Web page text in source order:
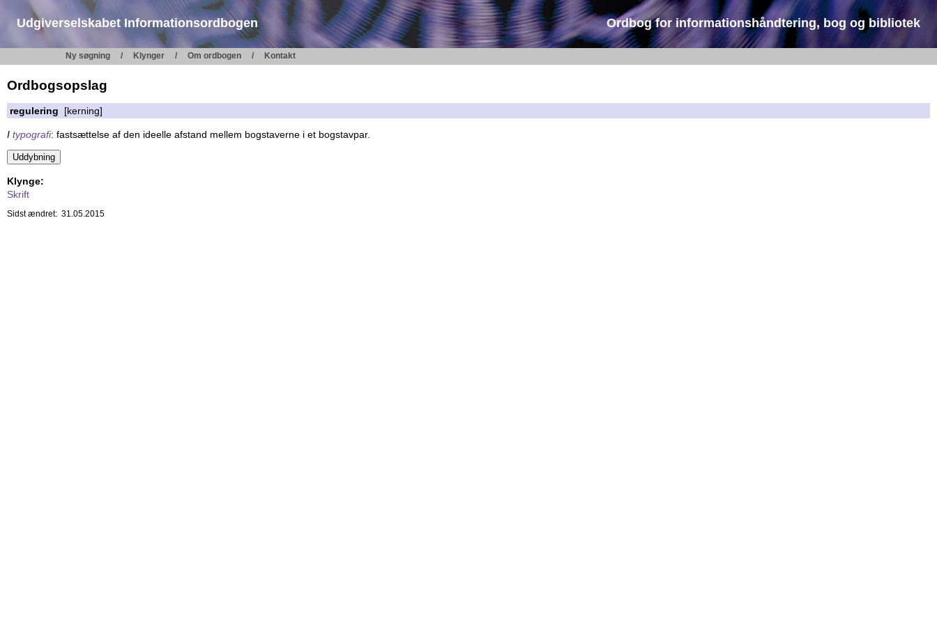
Udgiverselskabet Informationsordbogen Ordbog for informationshåndtering, bog og bibliotek
Ny søgning Klynger Om ordbogen Kontakt
Ordbogsopslag
regulering [kerning]
I typografi: fastsættelse af den ideelle afstand mellem bogstaverne i et bogstavpar.
Klynge:
Skrift
Sidst ændret: 31.05.2015